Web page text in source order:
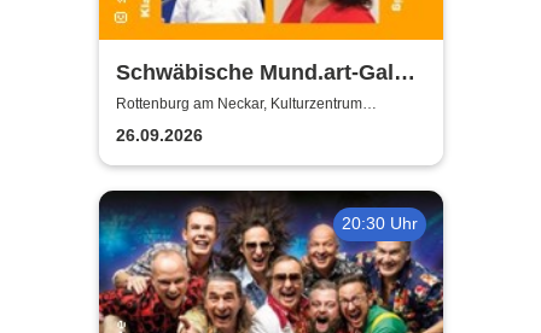
Schwäbische Mund.art-Gala -
Blaupreisträger*innen von
2002 bis 2025
Rottenburg am Neckar, Kulturzentrum
Zehntscheuer
26.09.2026
20:30 Uhr